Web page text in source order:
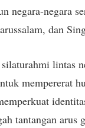
negara-negara
dan
lintas
mempererat
tantangan arus